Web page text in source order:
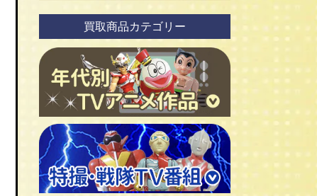
買取商品カテゴリー
ＴＶアニメ作品 1960年代
ＴＶアニメ作品 1970年代